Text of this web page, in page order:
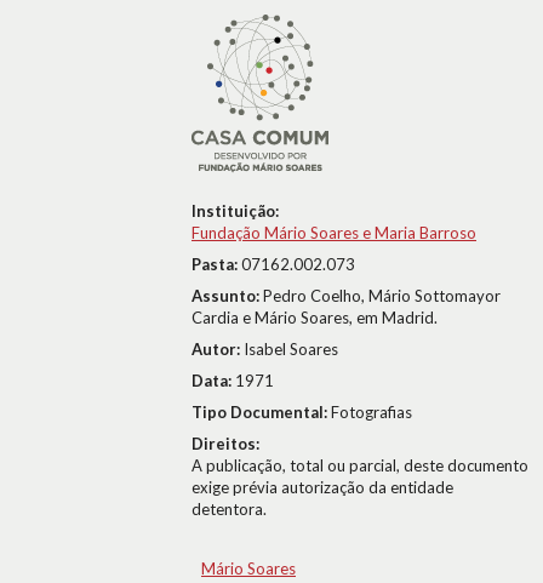
Instituição:
Fundação Mário Soares e Maria Barroso
Pasta:07162.002.073
Assunto:Pedro Coelho, Mário Sottomayor
Cardia e Mário Soares, em Madrid.
Autor: Isabel Soares
Data: 1971
Tipo Documental:Fotografias
Direitos:
A publicação, total ou parcial, deste documento
exige prévia autorização da entidade
detentora.
Mário Soares